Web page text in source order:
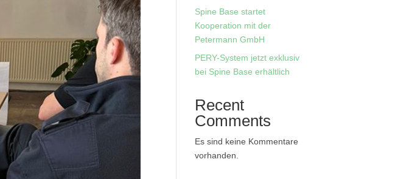
Spine Base startet
Kooperation mit der
Petermann GmbH
PERY-System jetzt exklusiv
bei Spine Base erhältlich
Recent
Comments
Es sind keine Kommentare
vorhanden.